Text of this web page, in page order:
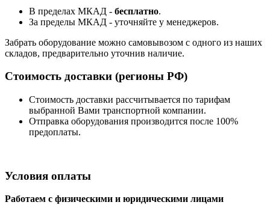
В пределах МКАД - бесплатно.
За пределы МКАД - уточняйте у менеджеров.
Забрать оборудование можно самовывозом с одного из наших
складов, предварительно уточнив наличие.
Стоимость доставки (регионы РФ)
Стоимость доставки рассчитывается по тарифам
выбранной Вами транспортной компании.
Отправка оборудования производится после 100%
предоплаты.
Условия оплаты
Работаем с физическими и юридическими лицами